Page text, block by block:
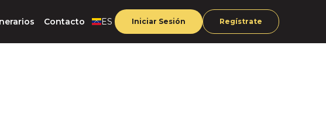
Contacto ES Iniciar Sesión Regístrate